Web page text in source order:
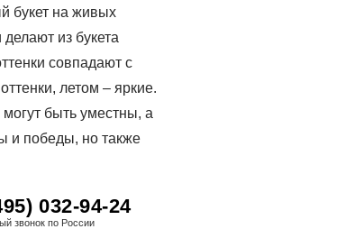
букет на живых
из букета
совпадают с
летом – яркие.
быть уместны, а
и победы, но также
032-94-24
звонок по России